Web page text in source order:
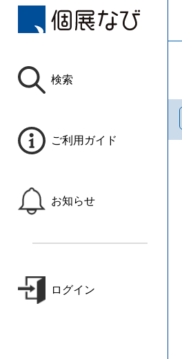
検索
ご利用ガイド
お知らせ
ログイン